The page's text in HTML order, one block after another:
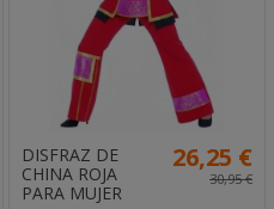
DISFRAZ DE
CHINA ROJA
PARA MUJER
26,25 €
30,95 €